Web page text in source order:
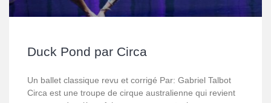
Duck Pond par Circa
Un ballet classique revu et corrigé Par: Gabriel Talbot
Circa est une troupe de cirque australienne qui revient